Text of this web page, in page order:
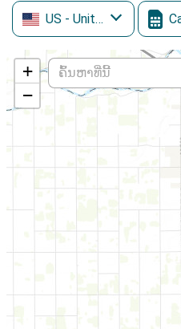
US - United States
+
−